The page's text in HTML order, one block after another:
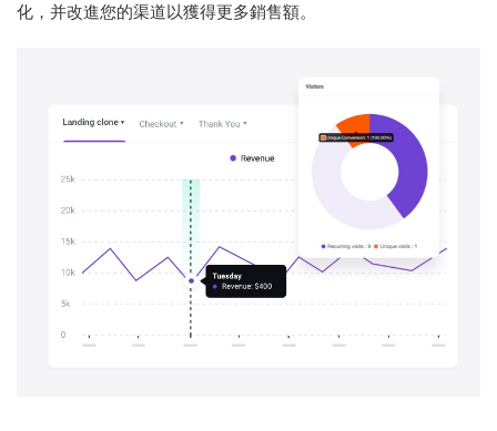
化，并改進您的渠道以獲得更多銷售額。